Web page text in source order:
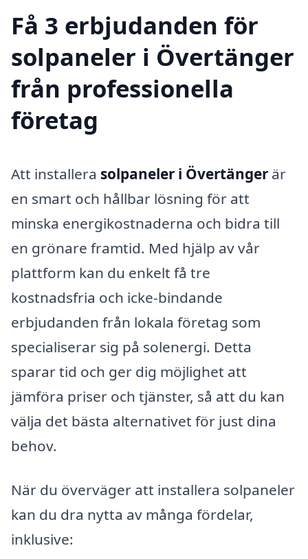
Få 3 erbjudanden för
solpaneler i Övertänger
från professionella
företag
Att installera solpaneler i Övertänger är
en smart och hållbar lösning för att
minska energikostnaderna och bidra till
en grönare framtid. Med hjälp av vår
plattform kan du enkelt få tre
kostnadsfria och icke-bindande
erbjudanden från lokala företag som
specialiserar sig på solenergi. Detta
sparar tid och ger dig möjlighet att
jämföra priser och tjänster, så att du kan
välja det bästa alternativet för just dina
behov.
När du överväger att installera solpaneler
kan du dra nytta av många fördelar,
inklusive: